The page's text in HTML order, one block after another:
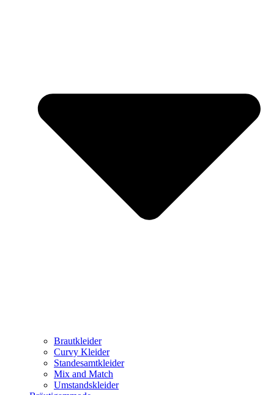
Brautkleider
Curvy Kleider
Standesamtkleider
Mix and Match
Umstandskleider